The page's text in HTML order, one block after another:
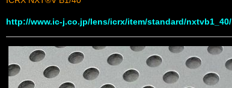
http://www.ic-j.co.jp/lens/icrx/item/standard/nxtvb1_40/